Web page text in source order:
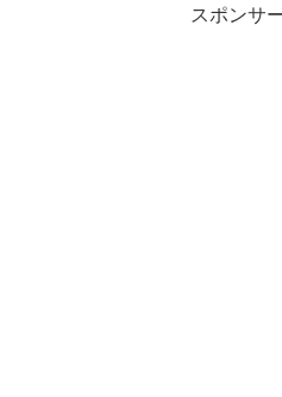
スポンサ